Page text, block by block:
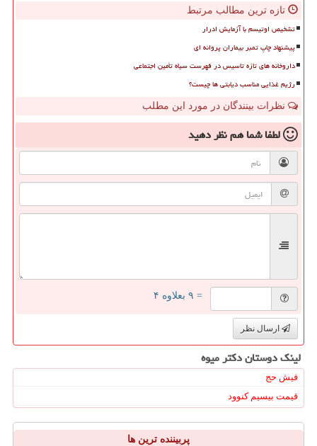
تازه ترین مطالب مرتبط
تشخیص اوتیسم با آزمایش ادرار
پیشنهاد چاپ تمبر بیماران پروانه ای
داروخانه های تازه تاسیس در فهرست سیاه تأمین اجتماعی
رژیم غذایی مناسب دیابتی ها چیست؟
نظرات بینندگان در مورد این مطلب
لطفا شما همنظر دهید
= ۹ بعلاوه ۴
ارسال نظر
لینک دوستان دكتر میوه
فیش حج
قیمت بیسیم کنوود
پربیننده ترین ها